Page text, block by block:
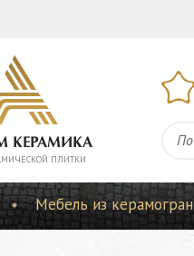
КЕРАМИКА
ПЛИТКИ
Мебель из